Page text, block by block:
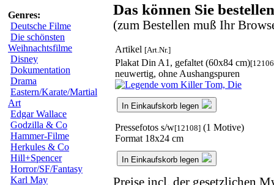
Genres:
Deutsche Filme
Die schönsten
Weihnachtsfilme
Disney
Dokumentation
Drama
Eastern/Karate/Martial
Art
Edgar Wallace
Godzilla & Co
Hammer-Filme
Herkules & Co
Hill+Spencer
Horror/SF/Fantasy
Karl May
Das können Sie
(zum Bestellen muß Ihr
Artikel [Art.Nr.]
Plakat Din A1, gefaltet (60x84 cm)
neuwertig, ohne Aushangspuren
In Einkaufskorb legen
Pressefotos s/w[12108] (1 Motive)
Format 18x24 cm
In Einkaufskorb legen
Preise incl. der gesetzlichen